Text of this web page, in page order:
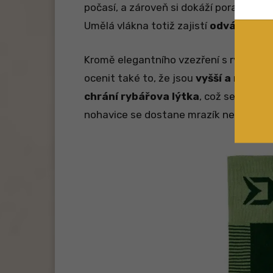
počasí, a zároveň si dokáží poradit, i
Umělá vlákna totiž zajistí odvádění
Kromě elegantního vzezření s rybáři
ocenit také to, že jsou vyšší a
chrání rybářova lýtka, což se hodí
nohavice se dostane mrazík nebo